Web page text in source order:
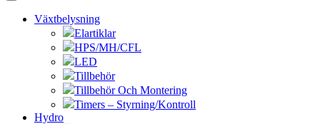
Växtbelysning
Elartiklar
HPS/MH/CFL
LED
Tillbehör
Tillbehör Och Montering
Timers – Styrning/Kontroll
Hydro